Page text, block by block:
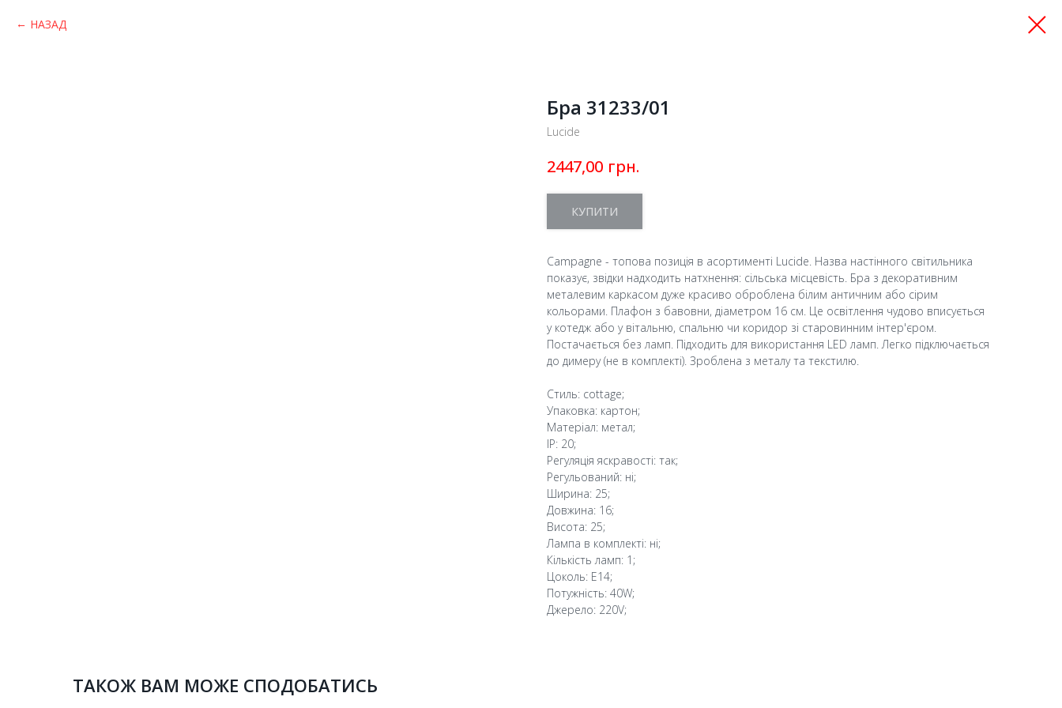
НАЗАД
Бра 31233/01
Lucide
2447,00 грн.
КУПИТИ
Campagne - топова позиція в асортименті Lucide. Назва настінного світильника
показує, звідки надходить натхнення: сільська місцевість. Бра з декоративним
металевим каркасом дуже красиво оброблена білим античним або сірим
кольорами. Плафон з бавовни, діаметром 16 см. Це освітлення чудово вписується
у котедж або у вітальню, спальню чи коридор зі старовинним інтер'єром.
Постачається без ламп. Підходить для використання LED ламп. Легко підключається
до димеру (не в комплекті). Зроблена з металу та текстилю.
Стиль: cottage;
Упаковка: картон;
Матеріал: метал;
IP: 20;
Регуляція яскравості: так;
Регульований: ні;
Ширина: 25;
Довжина: 16;
Висота: 25;
Лампа в комплекті: ні;
Кількість ламп: 1;
Цоколь: E14;
Потужність: 40W;
Джерело: 220V;
ТАКОЖ ВАМ МОЖЕ СПОДОБАТИСЬ